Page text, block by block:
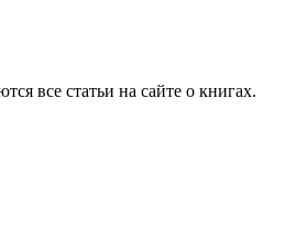
все статьи на сайте о книгах.